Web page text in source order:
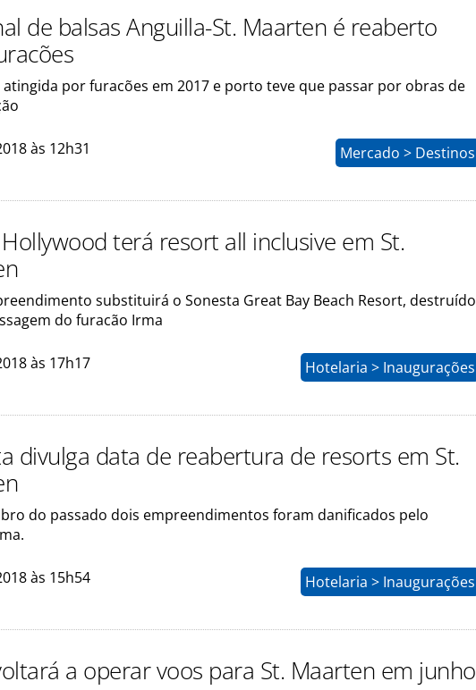
de balsas Anguilla-St. Maarten é reaberto
atingida por furacões em 2017 e porto teve que passar por obras de
às 12h31 Mercado > Destinos
terá resort all inclusive em St.
substituirá o Sonesta Great Bay Beach Resort, destruído
do furacão Irma
às 17h17 Hotelaria > Inaugurações
divulga data de reabertura de resorts em St.
do passado dois empreendimentos foram danificados pelo
às 15h54 Hotelaria > Inaugurações
a operar voos para St. Maarten em junho